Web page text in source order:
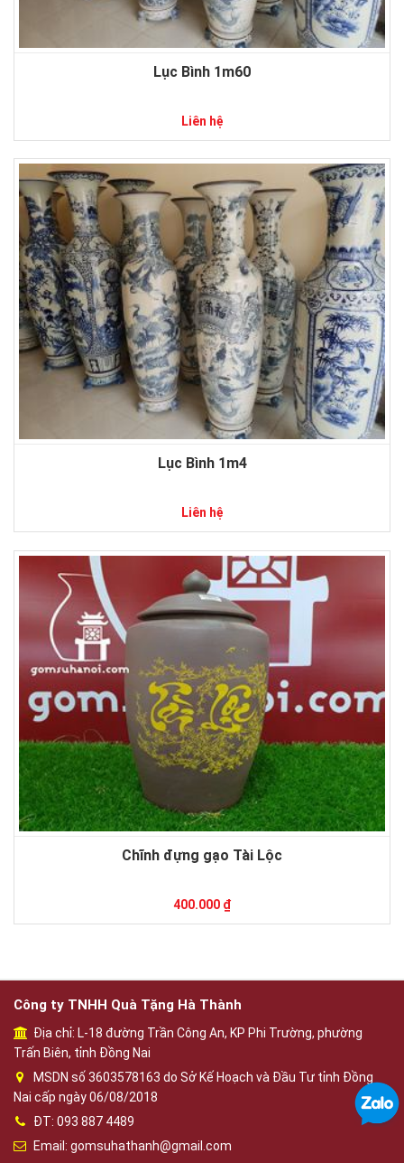
Lục Bình 1m60
Liên hệ
Lục Bình 1m4
Liên hệ
Chĩnh đựng gạo Tài Lộc
400.000 ₫
Công ty TNHH Quà Tặng Hà Thành
Địa chỉ: L-18 đường Trần Công An, KP Phi Trường, phường
Trấn Biên, tỉnh Đồng Nai
MSDN số 3603578163 do Sở Kế Hoạch và Đầu Tư tỉnh Đồng
Nai cấp ngày 06/08/2018
ĐT: 093 887 4489
Email: gomsuhathanh@gmail.com